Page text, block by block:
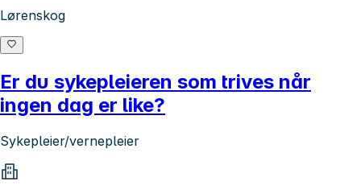
Lørenskog
Er du sykepleieren som trives når
ingen dag er like?
Sykepleier/vernepleier